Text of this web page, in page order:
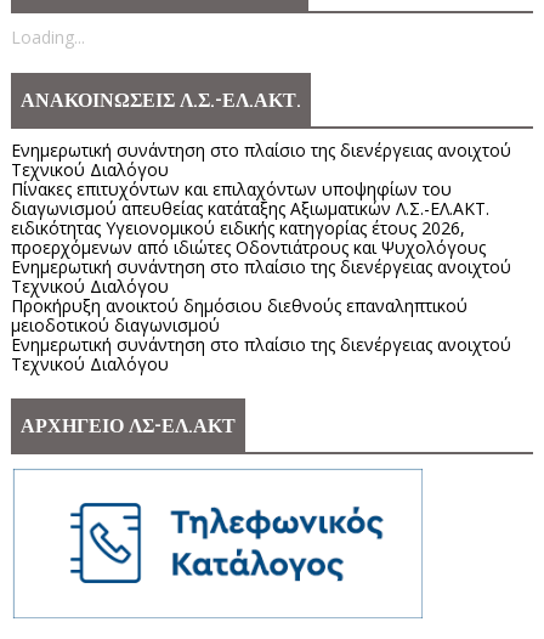
Loading...
ΑΝΑΚΟΙΝΩΣΕΙΣ Λ.Σ.-ΕΛ.ΑΚΤ.
Ενημερωτική συνάντηση στο πλαίσιο της διενέργειας ανοιχτού
Τεχνικού Διαλόγου
Πίνακες επιτυχόντων και επιλαχόντων υποψηφίων του
διαγωνισμού απευθείας κατάταξης Αξιωματικών Λ.Σ.-ΕΛ.ΑΚΤ.
ειδικότητας Υγειονομικού ειδικής κατηγορίας έτους 2026,
προερχόμενων από ιδιώτες Οδοντιάτρους και Ψυχολόγους
Ενημερωτική συνάντηση στο πλαίσιο της διενέργειας ανοιχτού
Τεχνικού Διαλόγου
Προκήρυξη ανοικτού δημόσιου διεθνούς επαναληπτικού
μειοδοτικού διαγωνισμού
Ενημερωτική συνάντηση στο πλαίσιο της διενέργειας ανοιχτού
Τεχνικού Διαλόγου
ΑΡΧΗΓΕΙΟ ΛΣ-ΕΛ.ΑΚΤ